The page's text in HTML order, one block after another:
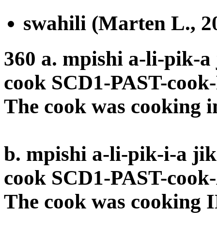
swahili (Marten L.,
360 a. mpishi a-li-pik-
cook SCD1-PAST-
The cook was cooking
b. mpishi a-li-pik-i-a
cook SCD1-PAST-
The cook was